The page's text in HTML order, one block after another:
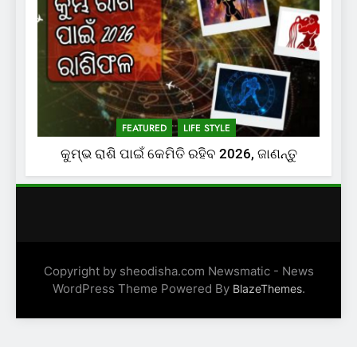
FEATURED LIFE STYLE
କୁମ୍ଭ ରାଶି ପାଇଁ କେମିତି ରହିବ 2026, ଜାଣନ୍ତୁ
Copyright by sheodisha.com Newsmatic - News
WordPress Theme Powered By BlazeThemes.